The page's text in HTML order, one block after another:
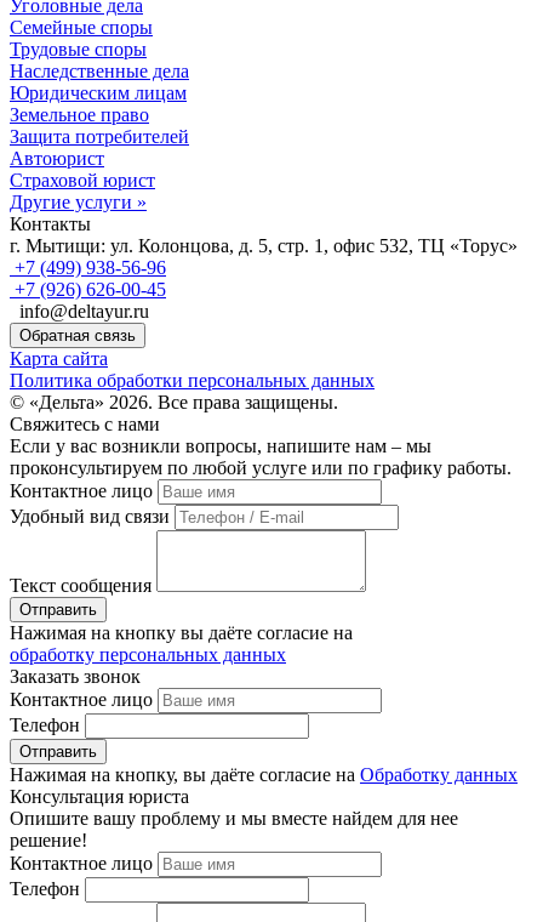
Уголовные дела
Семейные споры
Трудовые споры
Наследственные дела
Юридическим лицам
Земельное право
Защита потребителей
Автоюрист
Страховой юрист
Другие услуги »
Контакты
г. Мытищи: ул. Колонцова, д. 5, стр. 1, офис 532, ТЦ «Торус»
+7 (499) 938-56-96
+7 (926) 626-00-45
info@deltayur.ru
Обратная связь
Карта сайта
Политика обработки персональных данных
© «Дельта» 2026. Все права защищены.
Свяжитесь с нами
Если у вас возникли вопросы, напишите нам – мы
проконсультируем по любой услуге или по графику работы.
Контактное лицо
Удобный вид связи
Текст сообщения
Нажимая на кнопку вы даёте согласие на
обработку персональных данных
Заказать звонок
Контактное лицо
Телефон
Нажимая на кнопку, вы даёте согласие на Обработку данных
Консультация юриста
Опишите вашу проблему и мы вместе найдем для нее
решение!
Контактное лицо
Телефон